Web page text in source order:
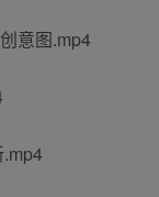
意图.mp4